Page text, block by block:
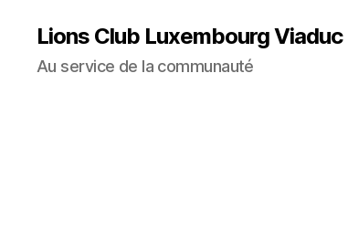
Lions Club Luxembourg Viaduc
Au service de la communauté